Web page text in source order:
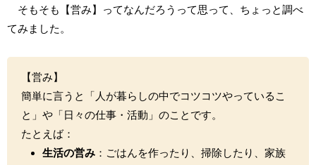
そもそも【営み】ってなんだろうって思って、ちょっと調べ
てみました。
【営み】
簡単に言うと「人が暮らしの中でコツコツやっているこ
と」や「日々の仕事・活動」のことです。
たとえば：
生活の営み ：ごはんを作ったり、掃除したり、家族